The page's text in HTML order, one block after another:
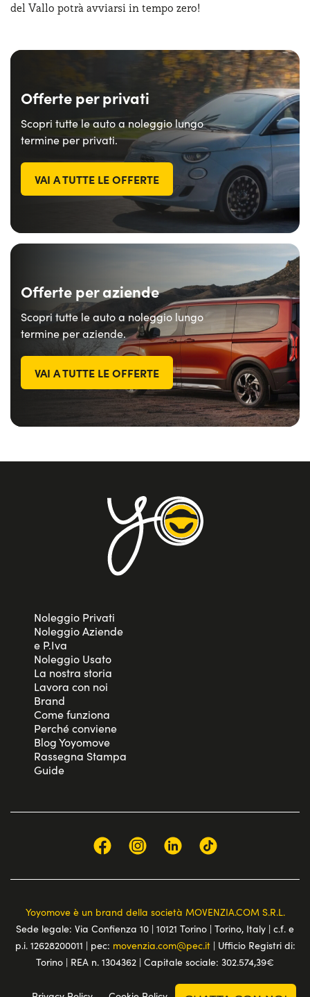
del Vallo potrà avviarsi in tempo zero!
Offerte per privati
Scopri tutte le auto a noleggio lungo
termine per privati.
VAI A TUTTE LE OFFERTE
Offerte per aziende
Scopri tutte le auto a noleggio lungo
termine per aziende.
VAI A TUTTE LE OFFERTE
Noleggio Privati
Noleggio Aziende
e P.Iva
Noleggio Usato
La nostra storia
Lavora con noi
Brand
Come funziona
Perché conviene
Blog Yoyomove
Rassegna Stampa
Guide
Yoyomove è un brand della società MOVENZIA.COM S.R.L.
Sede legale: Via Confienza 10 | 10121 Torino | Torino, Italy | c.f. e
p.i. 12628200011 | pec: movenzia.com@pec.it| Ufficio Registri di:
Torino | REA n. 1304362 | Capitale sociale: 302.574,39€